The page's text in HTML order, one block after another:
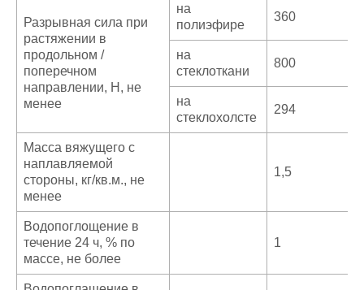
Разрывная сила при
растяжении в
продольном /
поперечном
направлении, Н, не
менее
на
полиэфире
360
на
стеклоткани
800
на
стеклохолсте
294
Масса вяжущего с
наплавляемой
стороны, кг/кв.м., не
менее
1,5
Водопоглощение в
течение 24 ч, % по
массе, не более
1